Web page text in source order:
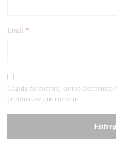
Email *
Guarda mi nombre, correo electrónico
próxima vez que comente.